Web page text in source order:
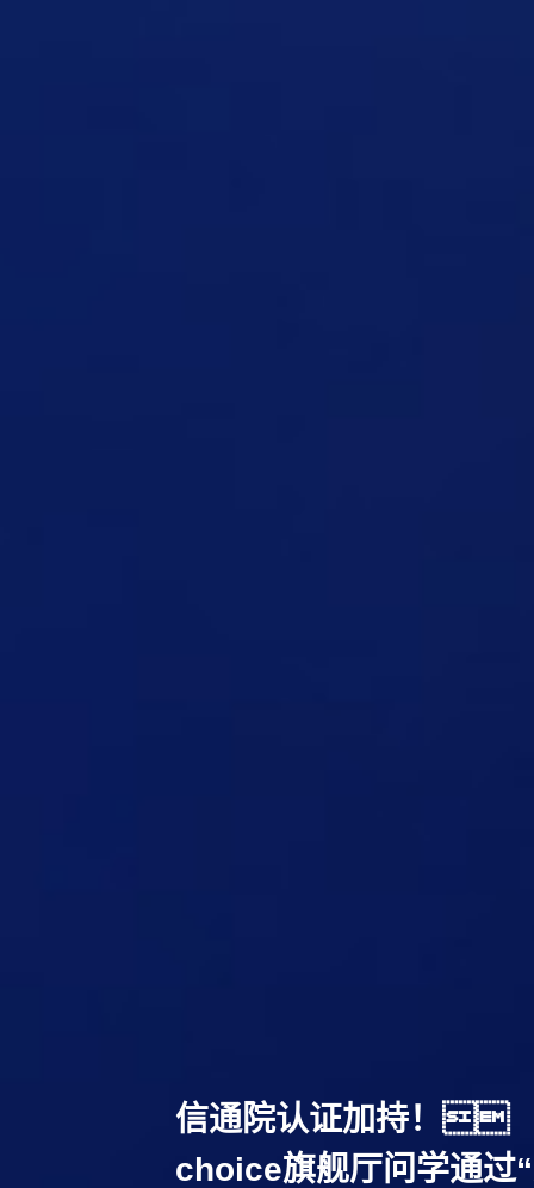
信通院认证加持！
choice旗舰厅问学通过